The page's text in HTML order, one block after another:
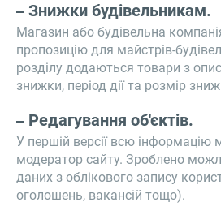
Знижки будівельникам.
Магазин або будівельна
пропозицію для майстрів-
розділу додаються товари з
знижки, період дії та розмір
Редагування об'єктів.
У першій версії всю інформацію
модератор сайту. Зроблено
даних з облікового запису
оголошень, вакансій тощо).